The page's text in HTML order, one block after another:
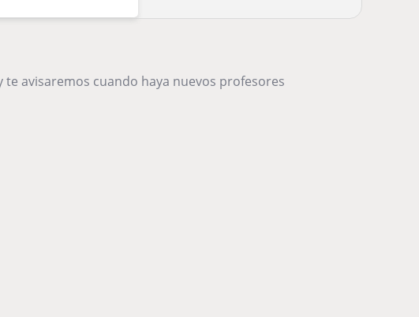
avisaremos cuando haya nuevos profesores